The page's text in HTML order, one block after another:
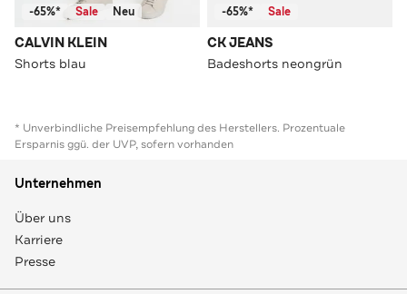
-65%* Sale Neu
CALVIN KLEIN
Shorts blau
-65%* Sale
CK JEANS
Badeshorts neongrün
* Unverbindliche Preisempfehlung des Herstellers. Prozentuale
Ersparnis ggü. der UVP, sofern vorhanden
Unternehmen
Über uns
Karriere
Presse